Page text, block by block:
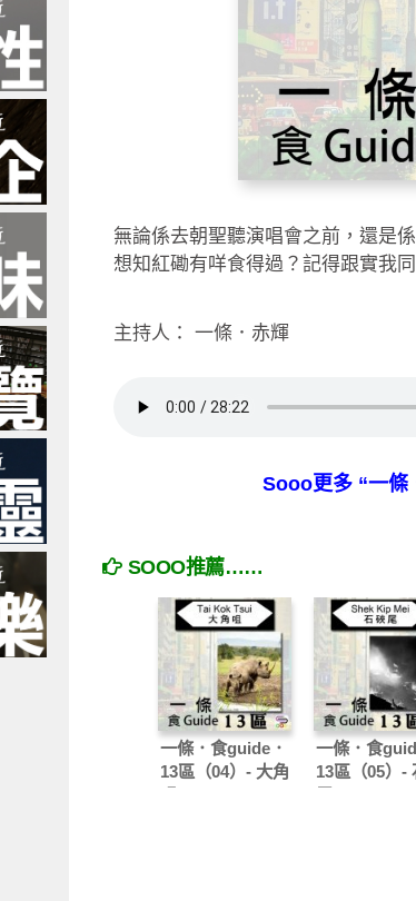
無論係去朝聖聽演唱會之前，還是
想知紅磡有咩食得過？記得跟實我
主持人： 一條．赤輝
Sooo更多 “一條
SOOO推薦……
一條．食guide．
13區（04）- 大角
一條．食
13區（05）-